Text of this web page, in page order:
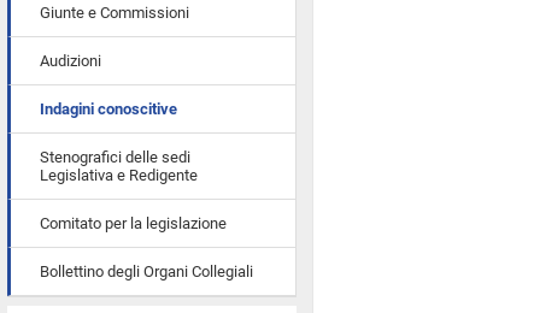
Giunte e Commissioni
Audizioni
Indagini conoscitive
Stenografici delle sedi
Legislativa e Redigente
Comitato per la legislazione
Bollettino degli Organi Collegiali